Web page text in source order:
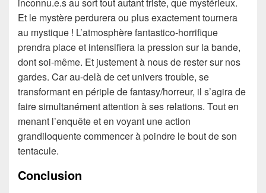
Et le mystère perdurera ou plus exactement tournera
au mystique ! L’atmosphère fantastico-horrifique
prendra place et intensifiera la pression sur la bande,
dont soi-même. Et justement à nous de rester sur nos
gardes. Car au-delà de cet univers trouble, se
transformant en périple de fantasy/horreur, il s’agira de
faire simultanément attention à ses relations. Tout en
menant l’enquête et en voyant une action
grandiloquente commencer à poindre le bout de son
tentacule.
Conclusion